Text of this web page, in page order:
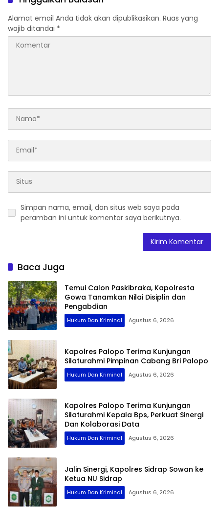
Alamat email Anda tidak akan dipublikasikan. Ruas yang
wajib ditandai *
Simpan nama, email, dan situs web saya pada
peramban ini untuk komentar saya berikutnya.
Baca Juga
Temui Calon Paskibraka, Kapolresta
Gowa Tanamkan Nilai Disiplin dan
Pengabdian
Hukum Dan Kriminal Agustus 6, 2026
Kapolres Palopo Terima Kunjungan
Silaturahmi Pimpinan Cabang Bri Palopo
Hukum Dan Kriminal Agustus 6, 2026
Kapolres Palopo Terima Kunjungan
Silaturahmi Kepala Bps, Perkuat Sinergi
Dan Kolaborasi Data
Hukum Dan Kriminal Agustus 6, 2026
Jalin Sinergi, Kapolres Sidrap Sowan ke
Ketua NU Sidrap
Hukum Dan Kriminal Agustus 6, 2026